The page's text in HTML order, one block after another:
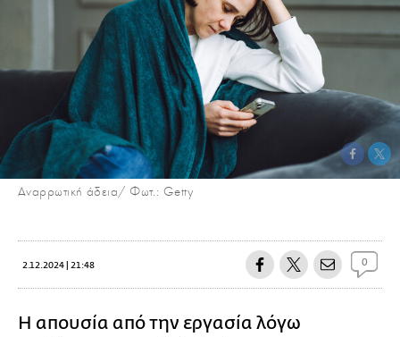
Αναρρωτική άδεια/ Φωτ.: Getty
2.12.2024 | 21:48 0
Η απουσία από την εργασία λόγω